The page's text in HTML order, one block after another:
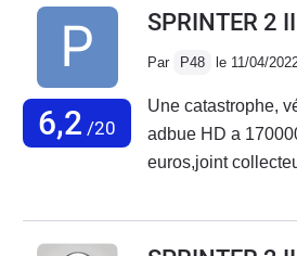
obligé de changer
consommation 17
pas son prix
qui était fiable et
m'en débarrasser
ces véhicules.J'ai
6,2 /20
SPRINTER 2
Par P48 le 11/04/
Une catastrophe,
adbue HD a
euros,joint
de rouille le